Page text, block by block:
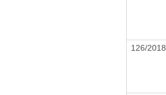
126/2018